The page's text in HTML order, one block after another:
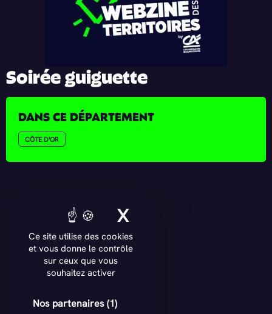
Ce site utilise des cookies
et vous donne le contrôle
sur ceux que vous
souhaitez activer
Nos partenaires(1)
XMASQUER LE
Soirée guiguette
DANS CE DÉPARTEMENT
CÔTE D'OR